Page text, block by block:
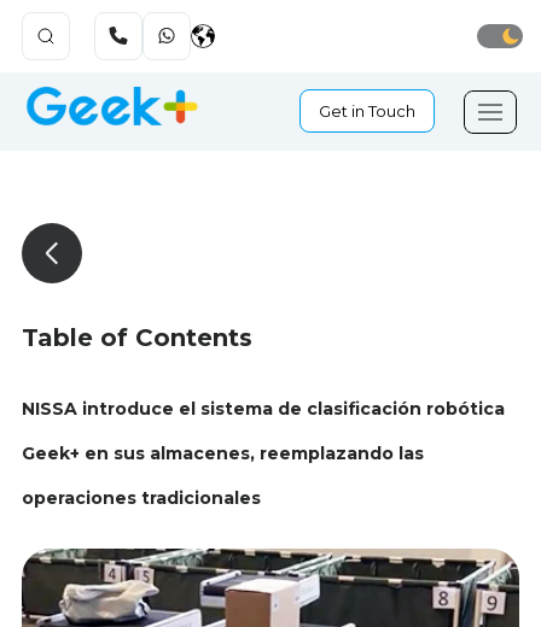
Get in Touch
Table of Contents
NISSA introduce el sistema de clasificación robótica
Geek+ en sus almacenes, reemplazando las
operaciones tradicionales